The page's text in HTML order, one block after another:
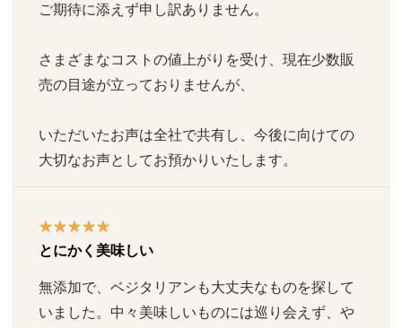
ご期待に添えず申し訳ありません。
さまざまなコストの値上がりを受け、現在少数販
売の目途が立っておりませんが、
いただいたお声は全社で共有し、今後に向けての
大切なお声としてお預かりいたします。
とにかく美味しい
無添加で、ベジタリアンも大丈夫なものを探して
いました。中々美味しいものには巡り会えず、や